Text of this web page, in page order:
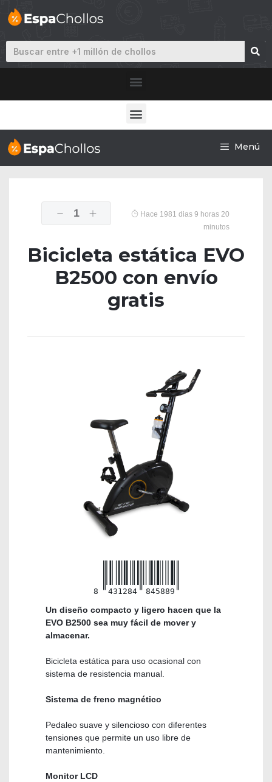
Menú
1
Hace 1981 dias 9 horas 20
minutos
Bicicleta estática EVO
B2500 con envío
gratis
8 431284 845889
Un diseño compacto y ligero hacen que la
EVO B2500 sea muy fácil de mover y
almacenar.
Bicicleta estática para uso ocasional con
sistema de resistencia manual.
Sistema de freno magnético
Pedaleo suave y silencioso con diferentes
tensiones que permite un uso libre de
mantenimiento.
Monitor LCD